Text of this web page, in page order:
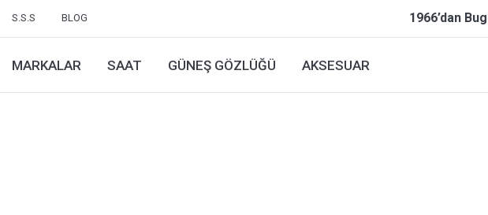
S.S.S BLOG 1966’dan
MARKALAR SAAT GÜNEŞ GÖZLÜĞÜ AKSESUAR